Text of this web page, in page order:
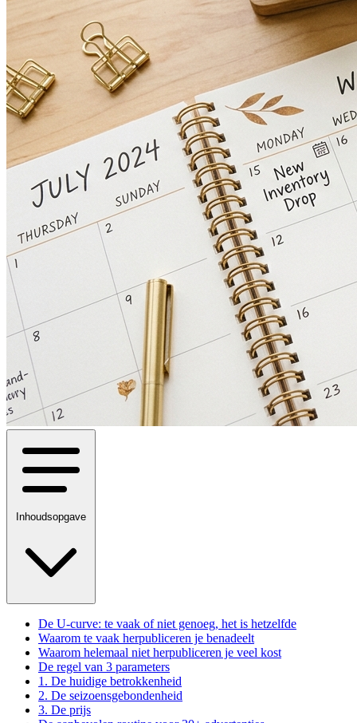
Inhoudsopgave
De U-curve: te vaak of niet genoeg, het is hetzelfde
Waarom te vaak herpubliceren je benadeelt
Waarom helemaal niet herpubliceren je veel kost
De regel van 3 parameters
1. De huidige betrokkenheid
2. De seizoensgebondenheid
3. De prijs